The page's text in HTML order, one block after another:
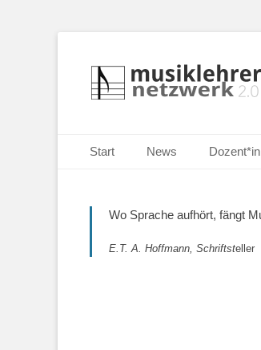
Selbständige Musikpädagoginnen
Primäres Menü
Inhalt
Start News
Wo Sprache aufhört, fängt
E.T. A. Hoffmann, Schriftsteller